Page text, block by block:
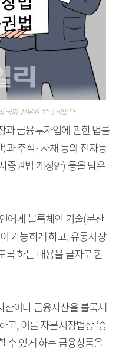
국회 정무위 문턱 넘었다
과 금융투자업에 관한 법률
과 주식·사채 등의 전자등
증권법 개정안) 등을 담은
에게 블록체인 기술(분산
가능하게 하고, 유통시장
록 하는 내용을 골자로 한
이나 금융자산을 블록체
고, 이를 자본시장법상 ‘증
수 있게 하는 금융상품을